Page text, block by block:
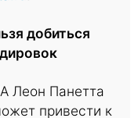
добиться
Леон Панетта
привести к